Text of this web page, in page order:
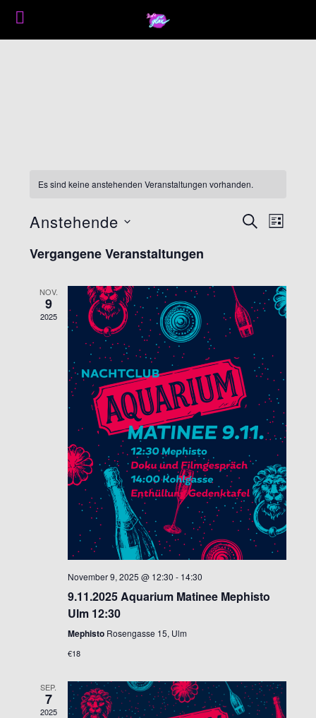
Es sind keine anstehenden Veranstaltungen vorhanden.
Veranstaltungen
Navigation
Suche
Liste
Anstehende
wählen.
Vergangene Veranstaltungen
NOV.
9
2025
November 9, 2025 @ 12:30 - 14:30
9.11.2025 Aquarium Matinee Mephisto
Ulm 12:30
Mephisto Rosengasse 15, Ulm
€18
SEP.
7
2025